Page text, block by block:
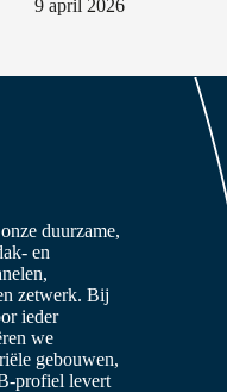
9 april 2026
duurzame,
en
zetwerk. Bij
ieder
we
gebouwen,
profiel levert